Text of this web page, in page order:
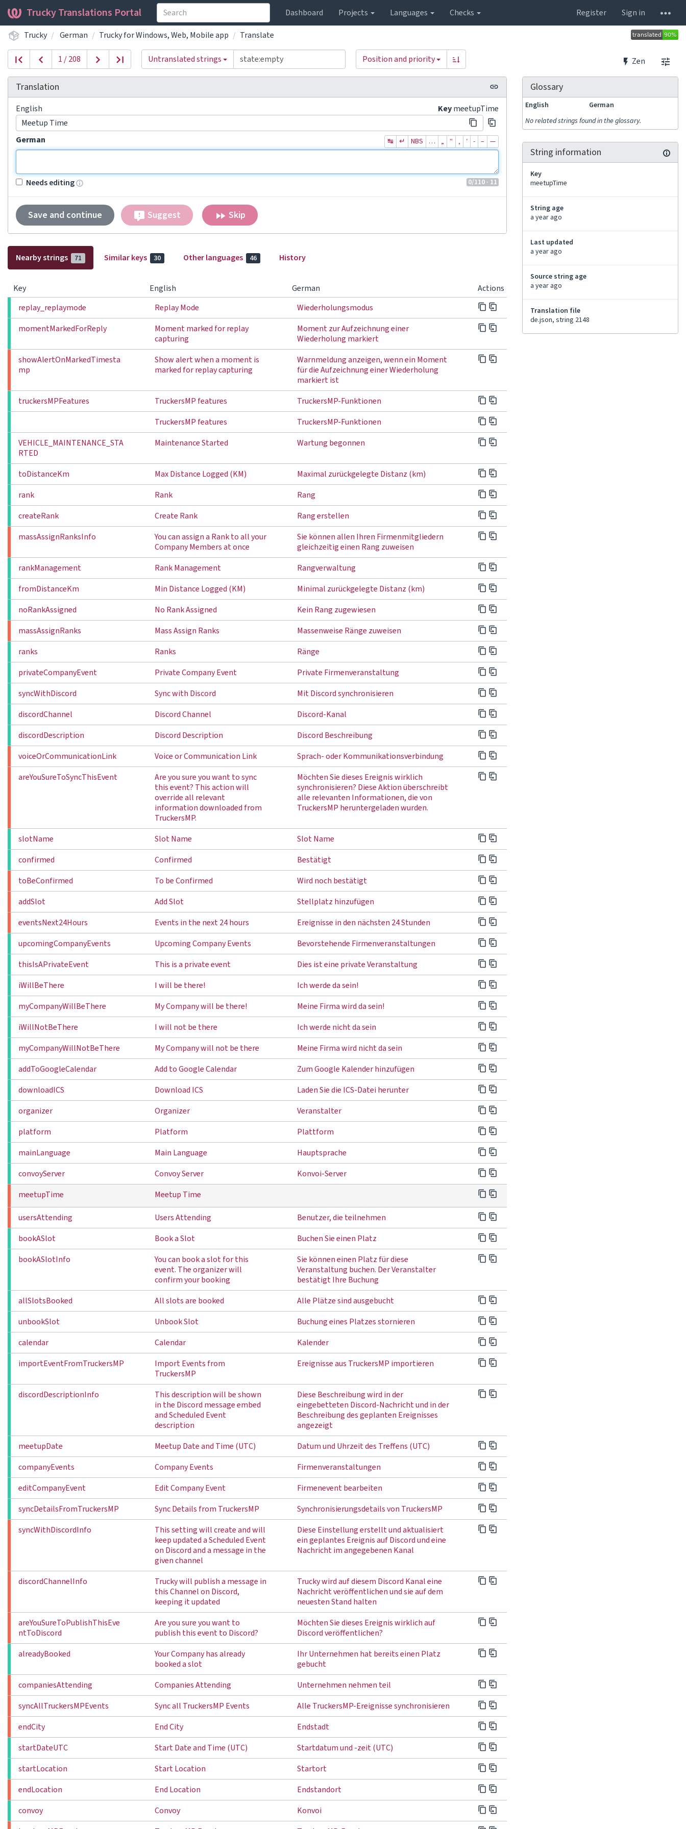
Trucky Translations Portal Dashboard Projects Languages Checks Register
Sign in
Trucky
German Trucky for Windows, Web, Mobile app Translate
Zen
1 / 208 Untranslated strings Position and priority
Translation
KeymeetupTime
English
Meetup Time
German
↹ ↵ NBS … „ “ ‚ ‘ ‐ – —
0/110 · 11
Needs editing
Save and continue Suggest Skip
Nearby strings 71 Similar keys 30 Other languages 46 History
Key English German
Actions
replay_replaymode
Replay Mode
Wiederholungsmodus
momentMarkedForReply
Moment marked for replay
capturing
Moment zur Aufzeichnung einer
Wiederholung markiert
showAlertOnMarkedTimesta
mp
Show alert when a moment is
marked for replay capturing
Warnmeldung anzeigen, wenn ein Moment
für die Aufzeichnung einer Wiederholung
markiert ist
truckersMPFeatures
TruckersMP features
TruckersMP-Funktionen
TruckersMP features
TruckersMP-Funktionen
VEHICLE_MAINTENANCE_STA
RTED
Maintenance Started Wartung begonnen
toDistanceKm Max Distance Logged (KM)
Maximal zurückgelegte Distanz (km)
rank
Rank
Rang
createRank
Create Rank
Rang erstellen
massAssignRanksInfo
You can assign a Rank to all your
Company Members at once
Sie können allen Ihren Firmenmitgliedern
gleichzeitig einen Rang zuweisen
rankManagement
Rank Management
Rangverwaltung
fromDistanceKm
Min Distance Logged (KM)
Minimal zurückgelegte Distanz (km)
noRankAssigned
No Rank Assigned
Kein Rang zugewiesen
massAssignRanks
Mass Assign Ranks
Massenweise Ränge zuweisen
ranks
Ranks
Ränge
privateCompanyEvent
Private Company Event
Private Firmenveranstaltung
syncWithDiscord
Sync with Discord
Mit Discord synchronisieren
discordChannel
Discord Channel
Discord-Kanal
discordDescription
Discord Description
Discord Beschreibung
voiceOrCommunicationLink
Voice or Communication Link
Sprach- oder Kommunikationsverbindung
areYouSureToSyncThisEvent
Are you sure you want to sync
this event? This action will
override all relevant
information downloaded from
TruckersMP.
Möchten Sie dieses Ereignis wirklich
synchronisieren? Diese Aktion überschreibt
alle relevanten Informationen, die von
TruckersMP heruntergeladen wurden.
slotName Slot Name
Slot Name
confirmed
Confirmed
Bestätigt
toBeConfirmed
To be Confirmed
Wird noch bestätigt
addSlot
Add Slot
Stellplatz hinzufügen
eventsNext24Hours
Events in the next 24 hours
Ereignisse in den nächsten 24 Stunden
upcomingCompanyEvents
Upcoming Company Events
Bevorstehende Firmenveranstaltungen
thisIsAPrivateEvent
This is a private event
Dies ist eine private Veranstaltung
iWillBeThere
I will be there!
Ich werde da sein!
myCompanyWillBeThere
My Company will be there!
Meine Firma wird da sein!
iWillNotBeThere
I will not be there
Ich werde nicht da sein
myCompanyWillNotBeThere
My Company will not be there
Meine Firma wird nicht da sein
addToGoogleCalendar
Add to Google Calendar
Zum Google Kalender hinzufügen
downloadICS
Download ICS
Laden Sie die ICS-Datei herunter
organizer
Organizer
Veranstalter
platform
Platform
Plattform
mainLanguage
Main Language
Hauptsprache
convoyServer
Convoy Server
Konvoi-Server
meetupTime
Meetup Time
usersAttending Users Attending
Benutzer, die teilnehmen
bookASlot
Book a Slot
Buchen Sie einen Platz
bookASlotInfo
You can book a slot for this
event. The organizer will
confirm your booking
Sie können einen Platz für diese
Veranstaltung buchen. Der Veranstalter
bestätigt Ihre Buchung
allSlotsBooked
All slots are booked
Alle Plätze sind ausgebucht
unbookSlot
Unbook Slot
Buchung eines Platzes stornieren
calendar
Calendar
Kalender
importEventFromTruckersMP
Import Events from
TruckersMP
Ereignisse aus TruckersMP importieren
discordDescriptionInfo
This description will be shown
in the Discord message embed
and Scheduled Event
description
Diese Beschreibung wird in der
eingebetteten Discord-Nachricht und in der
Beschreibung des geplanten Ereignisses
angezeigt
meetupDate
Meetup Date and Time (UTC)
Datum und Uhrzeit des Treffens (UTC)
companyEvents
Company Events
Firmenveranstaltungen
editCompanyEvent
Edit Company Event
Firmenevent bearbeiten
syncDetailsFromTruckersMP
Sync Details from TruckersMP
Synchronisierungsdetails von TruckersMP
syncWithDiscordInfo
This setting will create and will
keep updated a Scheduled Event
on Discord and a message in the
given channel
Diese Einstellung erstellt und aktualisiert
ein geplantes Ereignis auf Discord und eine
Nachricht im angegebenen Kanal
discordChannelInfo
Trucky will publish a message in
this Channel on Discord,
keeping it updated
Trucky wird auf diesem Discord Kanal eine
Nachricht veröffentlichen und sie auf dem
neuesten Stand halten
areYouSureToPublishThisEve
ntToDiscord
Are you sure you want to
publish this event to Discord?
Möchten Sie dieses Ereignis wirklich auf
Discord veröffentlichen?
alreadyBooked
Your Company has already
booked a slot
Ihr Unternehmen hat bereits einen Platz
gebucht
companiesAttending
Companies Attending
Unternehmen nehmen teil
syncAllTruckersMPEvents
Sync all TruckersMP Events
Alle TruckersMP-Ereignisse synchronisieren
endCity
End City
Endstadt
startDateUTC
Start Date and Time (UTC)
Startdatum und -zeit (UTC)
startLocation
Start Location
Startort
endLocation
End Location
Endstandort
convoy
Convoy
Konvoi
Glossary
English
German
No related strings found in the glossary.
String information
Key
meetupTime
String age
a year ago
Last updated
a year ago
Source string age
a year ago
Translation file
de.json, string 2148